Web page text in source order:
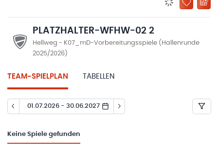
ZU
PLATZHALTER-WFHW-02 2
Hellweg - K07_mD-Vorbereitungsspiele (Hallenrunde
2025/2026)
TEAM-SPIELPLAN TABELLEN
01.07.2026 - 30.06.2027
Keine Spiele gefunden